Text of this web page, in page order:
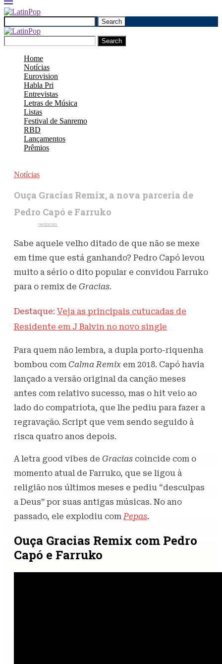
Search
Search
Home
Notícias
Eurovision
Habla Pri
Entrevistas
Letras de Música
Listas
Festival de Sanremo
RBD
Lançamentos
Prêmios
Notícias
Ouça Gracias Remix, a nova parceria de
Pedro Capó e Farruko
redacao
Sabe aquele velho ditado de que não se mexe
em time que está ganhando? Pedro Capó levou
muito a sério o dito popular e convidou Farruko
para o remix de Gracias.
Destaque: Veja as principais cutucadas de
Residente em J Balvin no novo single
Para quem não lembra, a dupla porto-riquenha
bombou com Calma Remix em 2018. Capó havia
lançado a versão original da canção meses
antes com relativo sucesso, mas o hit veio ao
lado do compatriota, que lhe pediu para fazer a
regravação. Script que vem sendo seguido à
risca quatro anos depois.
A letra good vibes de Gracias coincide com o
momento atual de Farruko, que se ligou à
religião nos últimos meses e pediu “desculpas
a Deus” por suas antigas músicas. No ano
passado, ele explodiu comPepas.
Ouça Gracias Remix com Pedro
Capó e Farruko